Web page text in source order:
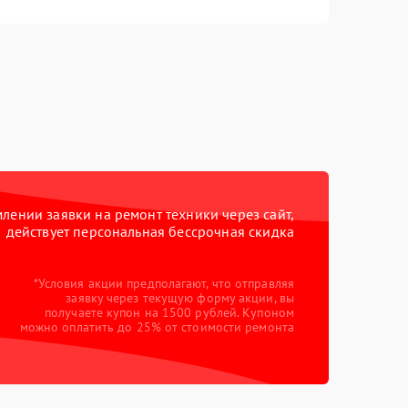
заявки на ремонт техники через сайт,
действует персональная бессрочная скидка
*Условия акции предполагают, что отправляя
заявку через текущую форму акции, вы
получаете купон на 1500 рублей. Купоном
можно оплатить до 25% от стоимости ремонта